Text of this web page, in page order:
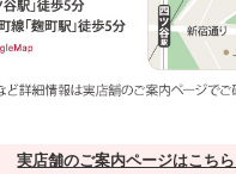
実店舗のご案内ページはこちら